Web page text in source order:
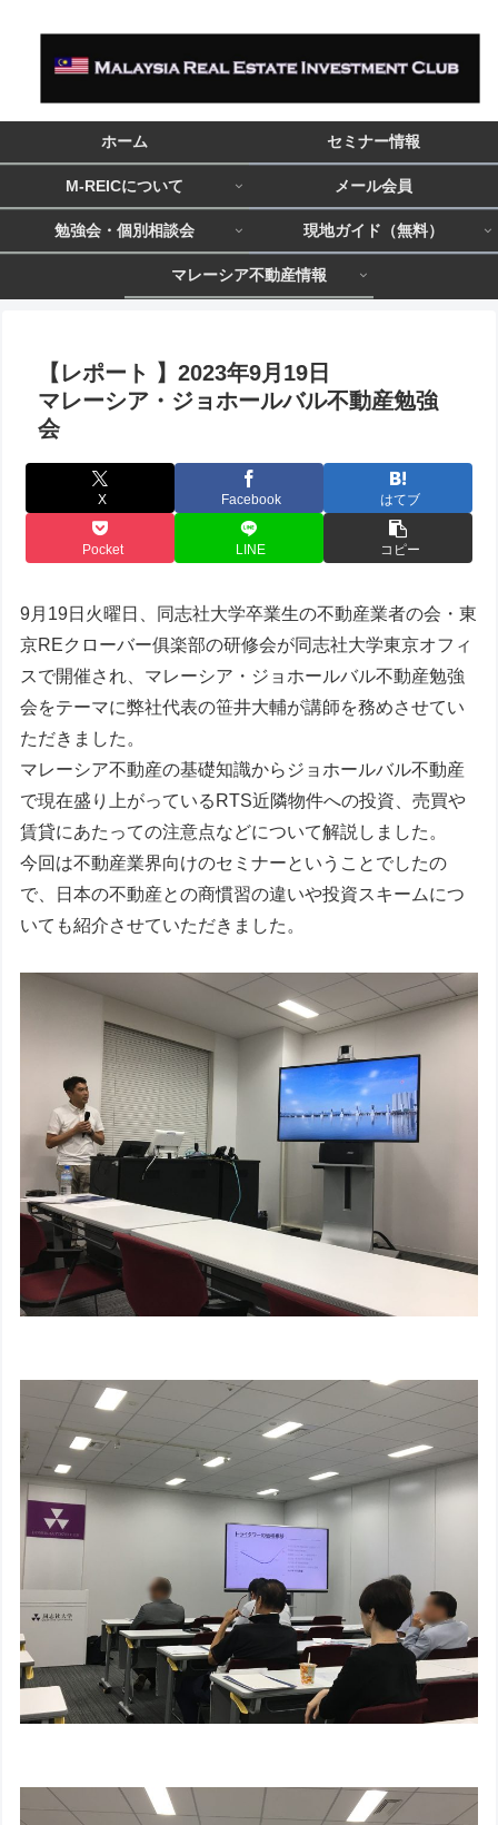
ホーム セミナー情報
M-REICについて メール会員
勉強会・個別相談会 現地ガイド（無料）
マレーシア不動産情報
【レポート 】2023年9月19日
マレーシア・ジョホールバル不動産勉強
会
X Facebook はてブ
Pocket LINE コピー
9月19日火曜日、同志社大学卒業生の不動産業者の会・東
京REクローバー俱楽部の研修会が同志社大学東京オフィ
スで開催され、マレーシア・ジョホールバル不動産勉強
会をテーマに弊社代表の笹井大輔が講師を務めさせてい
ただきました。
マレーシア不動産の基礎知識からジョホールバル不動産
で現在盛り上がっているRTS近隣物件への投資、売買や
賃貸にあたっての注意点などについて解説しました。
今回は不動産業界向けのセミナーということでしたの
で、日本の不動産との商慣習の違いや投資スキームにつ
いても紹介させていただきました。